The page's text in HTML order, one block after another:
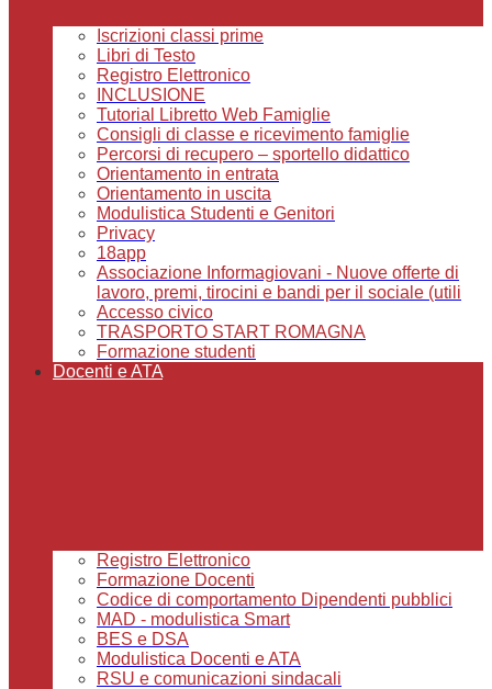
Iscrizioni classi prime
Libri di Testo
Registro Elettronico
INCLUSIONE
Tutorial Libretto Web Famiglie
Consigli di classe e ricevimento famiglie
Percorsi di recupero – sportello didattico
Orientamento in entrata
Orientamento in uscita
Modulistica Studenti e Genitori
Privacy
18app
Associazione Informagiovani - Nuove offerte di
lavoro, premi, tirocini e bandi per il sociale (utili
Accesso civico
TRASPORTO START ROMAGNA
Formazione studenti
Docenti e ATA
Registro Elettronico
Formazione Docenti
Codice di comportamento Dipendenti pubblici
MAD - modulistica Smart
BES e DSA
Modulistica Docenti e ATA
RSU e comunicazioni sindacali